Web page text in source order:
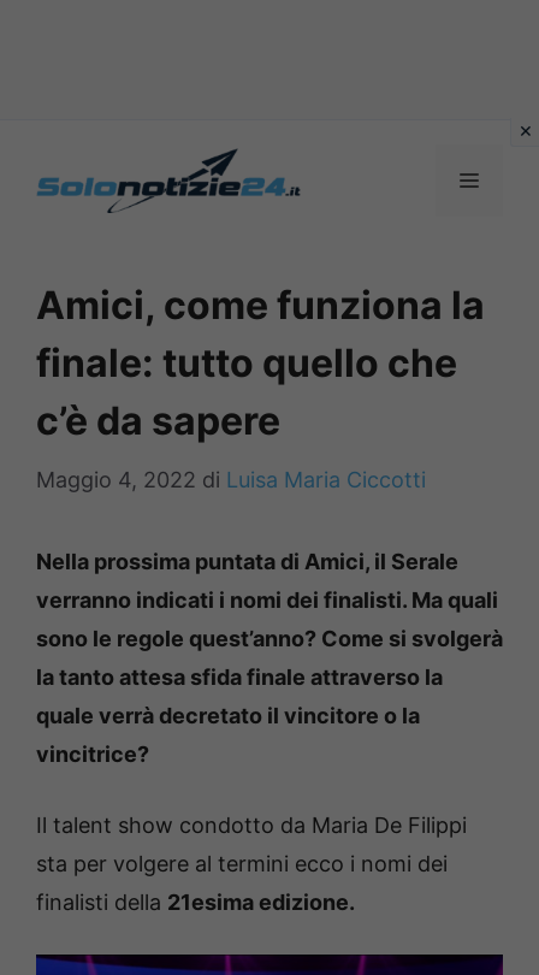
MENU
Amici, come funziona la
finale: tutto quello che
c’è da sapere
Maggio 4, 2022 di Luisa Maria Ciccotti
Nella prossima puntata di Amici, il Serale
verranno indicati i nomi dei finalisti. Ma quali
sono le regole quest’anno? Come si svolgerà
la tanto attesa sfida finale attraverso la
quale verrà decretato il vincitore o la
vincitrice?
Il talent show condotto da Maria De Filippi
sta per volgere al termini ecco i nomi dei
finalisti della 21esima edizione.